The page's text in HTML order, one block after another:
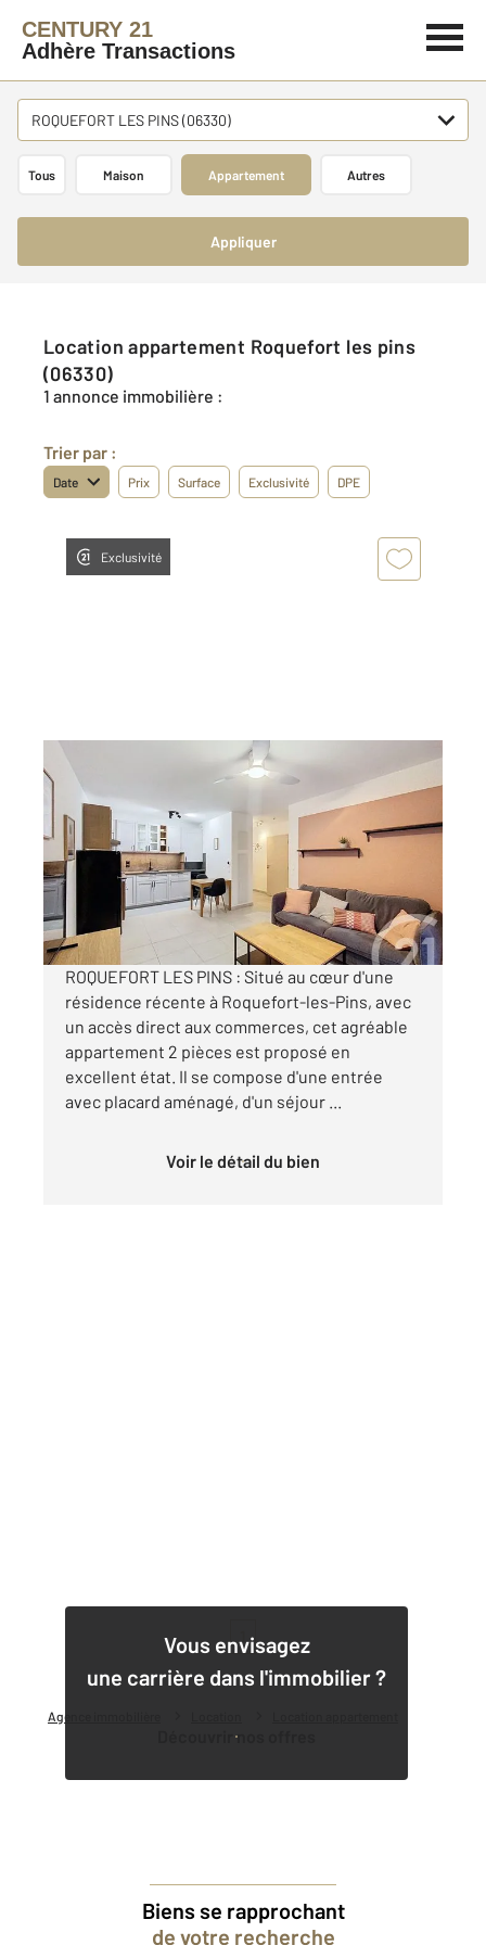
CENTURY 21
Adhère Transactions
ROQUEFORT LES PINS (06330)
Tous Maison Appartement Autres
Appliquer
Agence immobilière
Location appartement Roquefort les pins
(06330)
1 annonce immobilière :
Trier par :
Date Prix Surface Exclusivité DPE
Exclusivité
ROQUEFORT LES PINS 06
43,69 m
Ref : 52351
Appartement F2 à louer
1 050 €
par mois charges comprises
ROQUEFORT LES PINS : Situé au cœur d'une
résidence récente à Roquefort-les-Pins, avec
un accès direct aux commerces, cet agréable
appartement 2 pièces est proposé en
excellent état. Il se compose d'une entrée
avec placard aménagé, d'un séjour ...
Voir le détail du bien
Vous envisagez
une carrière dans l'immobilier ?
Découvrir nos offres
Biens se rapprochant
de votre recherche